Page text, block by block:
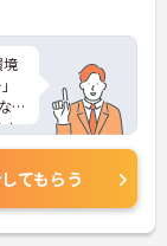
境
さ
月
てもらう